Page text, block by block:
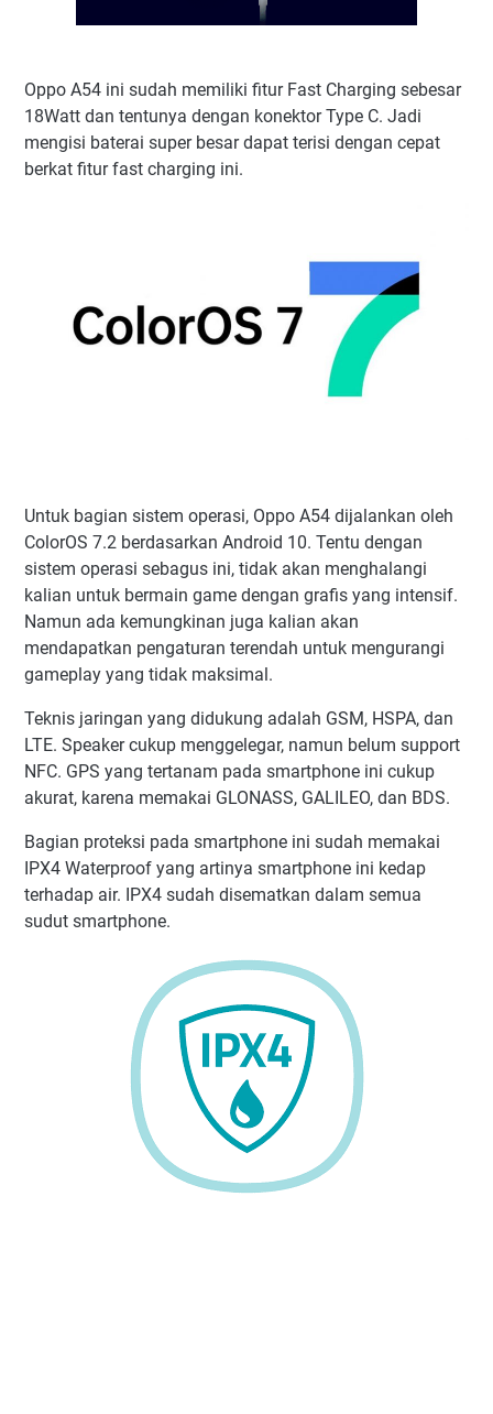
Oppo A54 ini sudah memiliki fitur Fast Charging sebesar
18Watt dan tentunya dengan konektor Type C. Jadi
mengisi baterai super besar dapat terisi dengan cepat
berkat fitur fast charging ini.
Untuk bagian sistem operasi, Oppo A54 dijalankan oleh
ColorOS 7.2 berdasarkan Android 10. Tentu dengan
sistem operasi sebagus ini, tidak akan menghalangi
kalian untuk bermain game dengan grafis yang intensif.
Namun ada kemungkinan juga kalian akan
mendapatkan pengaturan terendah untuk mengurangi
gameplay yang tidak maksimal.
Teknis jaringan yang didukung adalah GSM, HSPA, dan
LTE. Speaker cukup menggelegar, namun belum support
NFC. GPS yang tertanam pada smartphone ini cukup
akurat, karena memakai GLONASS, GALILEO, dan BDS.
Bagian proteksi pada smartphone ini sudah memakai
IPX4 Waterproof yang artinya smartphone ini kedap
terhadap air. IPX4 sudah disematkan dalam semua
sudut smartphone.